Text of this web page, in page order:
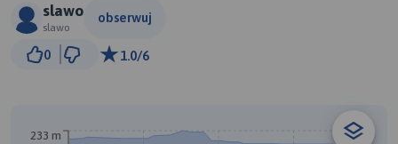
slawo
slawo
obserwuj
0 1.0/6
233 m